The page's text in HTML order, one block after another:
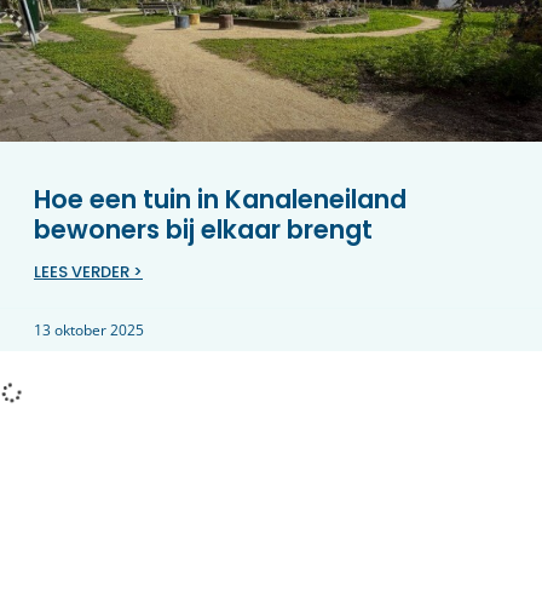
Hoe een tuin in Kanaleneiland
bewoners bij elkaar brengt
LEES VERDER >
13 oktober 2025